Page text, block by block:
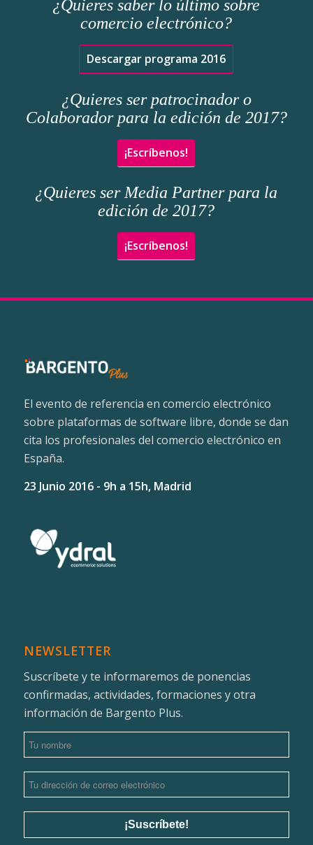
¿Quieres saber lo último sobre
comercio electrónico?
Descargar programa 2016
¿Quieres ser patrocinador o
Colaborador para la edición de 2017?
¡Escríbenos!
¿Quieres ser Media Partner para la
edición de 2017?
¡Escríbenos!
El evento de referencia en comercio electrónico
sobre plataformas de software libre, donde se dan
cita los profesionales del comercio electrónico en
España.
23 Junio 2016 - 9h a 15h, Madrid
NEWSLETTER
Suscríbete y te informaremos de ponencias
confirmadas, actividades, formaciones y otra
información de Bargento Plus.